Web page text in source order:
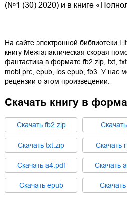
(№1 (30) 2020) и в книге
На сайте электронной библиотеки
книгу Межгалактическая скорая
фантастика в формате fb2.zip, txt,
mobi.prc, epub, ios.epub, fb3. У нас
рецензии о этом произведении.
Скачать книгу в
Cкачать fb2.zip Cкачать
Cкачать txt.zip Cкачать
Cкачать a4.pdf Cкачать
Cкачать epub Cкачать